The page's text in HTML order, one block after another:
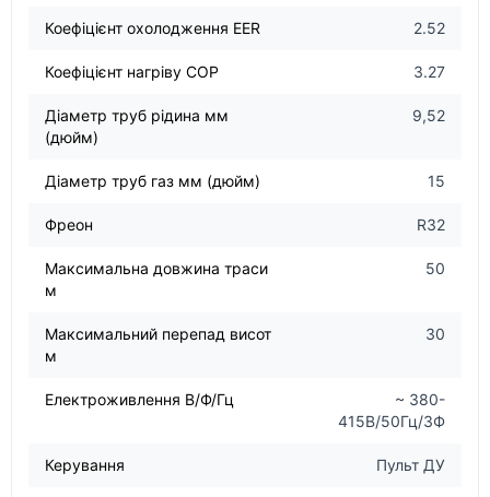
Коефіцієнт охолодження EER 2.52
Коефіцієнт нагріву COP 3.27
Діаметр труб рідина мм
(дюйм)
9,52
Діаметр труб газ мм (дюйм) 15
Фреон R32
Максимальна довжина траси
м
50
Максимальний перепад висот
м
30
Електроживлення В/Ф/Гц
~ 380-
415В/50Гц/3Ф
Керування Пульт ДУ